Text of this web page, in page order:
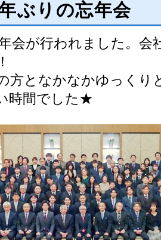
ぶりの忘年会
会が行われました。会
方となかなかゆっくり
時間でした★